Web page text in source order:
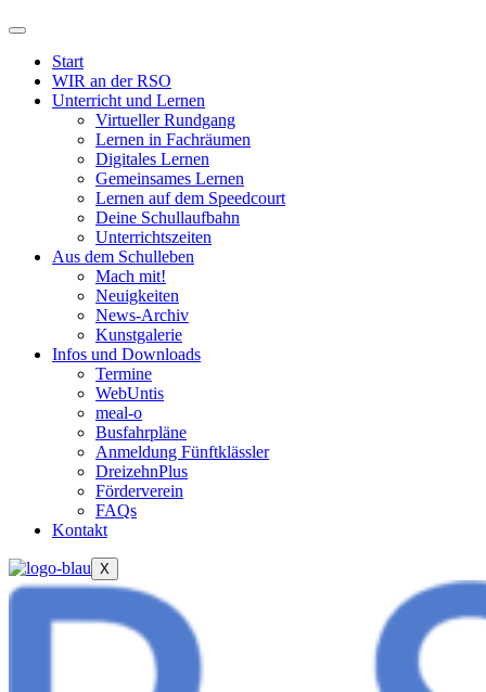
Start
WIR an der RSO
Unterricht und Lernen
Virtueller Rundgang
Lernen in Fachräumen
Digitales Lernen
Gemeinsames Lernen
Lernen auf dem Speedcourt
Deine Schullaufbahn
Unterrichtszeiten
Aus dem Schulleben
Mach mit!
Neuigkeiten
News-Archiv
Kunstgalerie
Infos und Downloads
Termine
WebUntis
meal-o
Busfahrpläne
Anmeldung Fünftklässler
DreizehnPlus
Förderverein
FAQs
Kontakt
X